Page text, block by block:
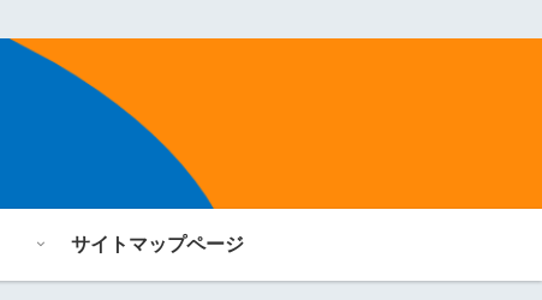
サイトマップページ